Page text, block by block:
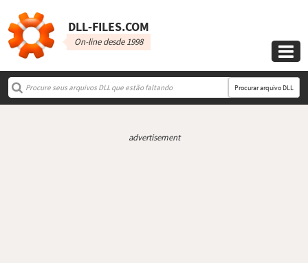
DLL‑FILES.COM
On-line desde 1998

Procurar arquivo DLL
advertisement